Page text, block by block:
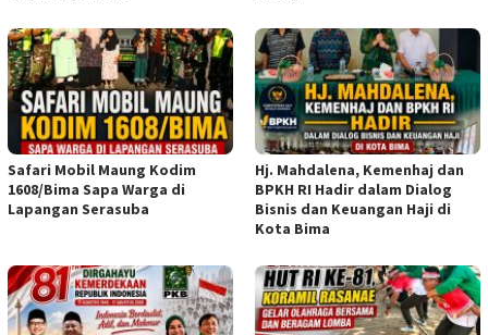
Safari Mobil Maung Kodim
1608/Bima Sapa Warga di
Lapangan Serasuba
Hj. Mahdalena, Kemenhaj dan
BPKH RI Hadir dalam Dialog
Bisnis dan Keuangan Haji di
Kota Bima